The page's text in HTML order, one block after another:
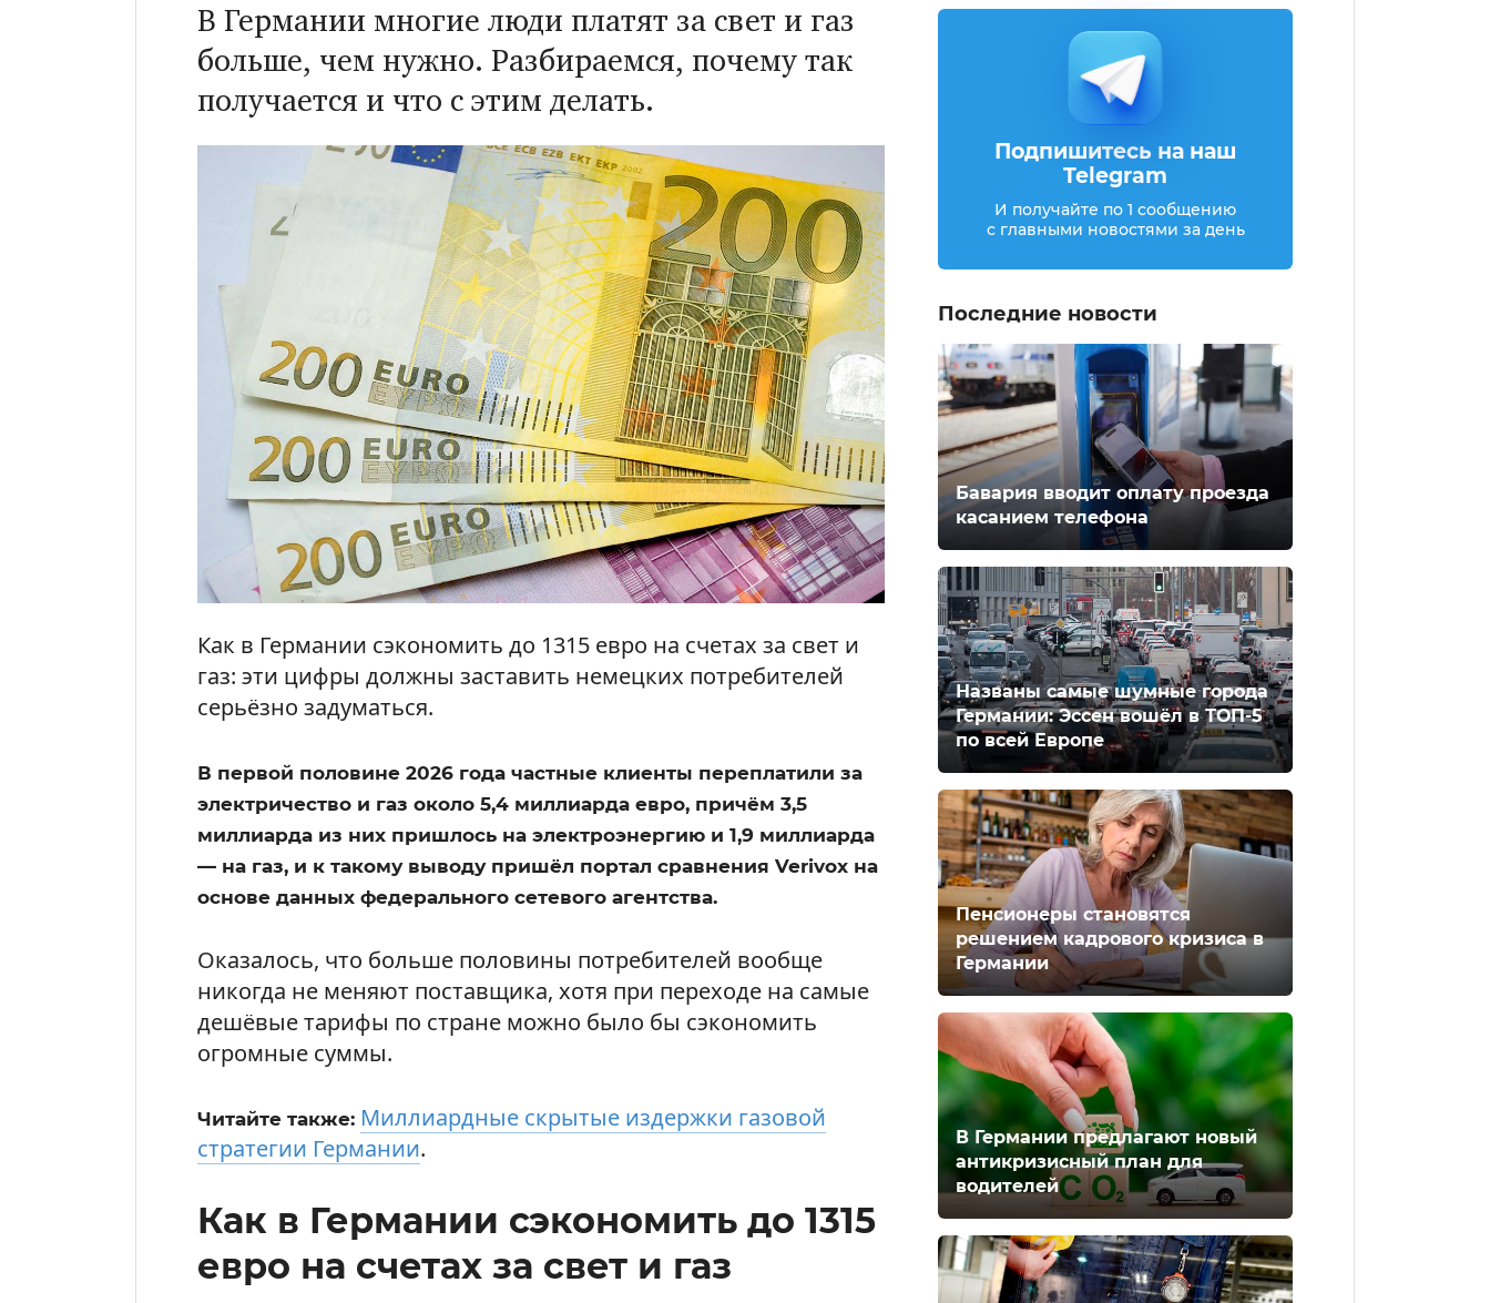
В Германии многие люди платят за свет и газ
больше, чем нужно. Разбираемся, почему так
получается и что с этим делать.
Как в Германии сэкономить до 1315 евро на счетах за свет и
газ: эти цифры должны заставить немецких потребителей
серьёзно задуматься.
В первой половине 2026 года частные клиенты переплатили за
электричество и газ около 5,4 миллиарда евро, причём 3,5
миллиарда из них пришлось на электроэнергию и 1,9 миллиарда
— на газ, и к такому выводу пришёл портал сравнения Verivox на
основе данных федерального сетевого агентства.
Оказалось, что больше половины потребителей вообще
никогда не меняют поставщика, хотя при переходе на самые
дешёвые тарифы по стране можно было бы сэкономить
огромные суммы.
Читайте также: Миллиардные скрытые издержки газовой
стратегии Германии.
Как в Германии сэкономить до 1315
евро на счетах за свет и газ
Подпишитесь на наш
Telegram
И получайте по 1 сообщению
с главными новостями за день
Последние новости
Бавария вводит оплату проезда
касанием телефона
Названы самые шумные города
Германии: Эссен вошёл в ТОП-5
по всей Европе
Пенсионеры становятся
решением кадрового кризиса в
Германии
В Германии предлагают новый
антикризисный план для
водителей